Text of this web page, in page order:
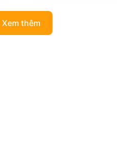
Xem thêm